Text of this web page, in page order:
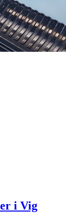
i Vig